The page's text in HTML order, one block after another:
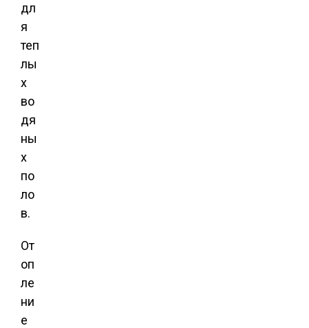
дл
я
теп
лы
х
во
дя
ны
х
по
ло
в.
От
оп
ле
ни
е